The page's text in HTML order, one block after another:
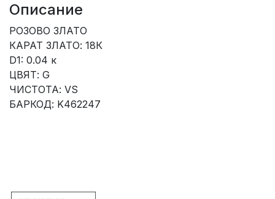
Описание
РОЗОВО ЗЛАТО
КАРАТ ЗЛАТО: 18К
D1: 0.04 к
ЦВЯТ: G
ЧИСТОТА: VS
БАРКОД: K462247